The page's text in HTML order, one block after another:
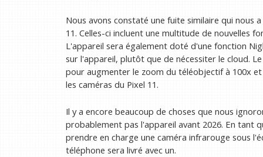
Nous avons constaté une fuite similaire qui nous
11. Celles-ci incluent une multitude de nouvelles
L'appareil sera également doté d'une fonction
sur l'appareil, plutôt que de nécessiter le cloud.
pour augmenter le zoom du téléobjectif à 100x
les caméras du Pixel 11.
Il y a encore beaucoup de choses que nous
probablement pas l'appareil avant 2026. En tant
prendre en charge une caméra infrarouge sous
téléphone sera livré avec un.